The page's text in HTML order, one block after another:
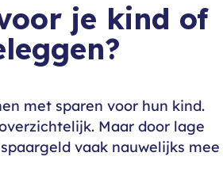
je kind of
met sparen voor hun kind.
Maar door lage
vaak nauwelijks mee